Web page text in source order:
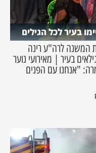
בעיר לכל הגילים
המשנה לרה"ע רינה
בעיר | מאירועי נוער
"אנחנו עם הפנים